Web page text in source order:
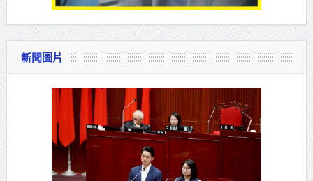
新聞圖片